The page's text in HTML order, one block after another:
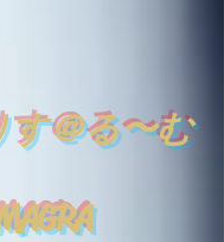
す＠る〜む